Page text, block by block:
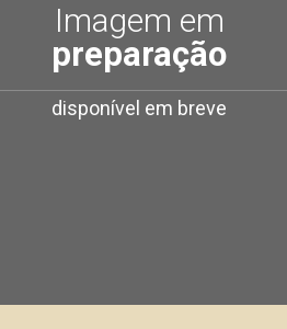
Imagem em
preparação
disponível em breve